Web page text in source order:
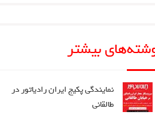
بیشتر
نمایندگی پکیج ایران رادیاتور در
طالقانی